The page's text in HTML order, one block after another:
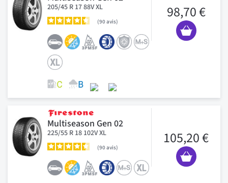
205/45 R 17 88V XL
90avis
98,70 €
Multiseason Gen 02
225/55 R 18 102V XL
90avis
105,20 €